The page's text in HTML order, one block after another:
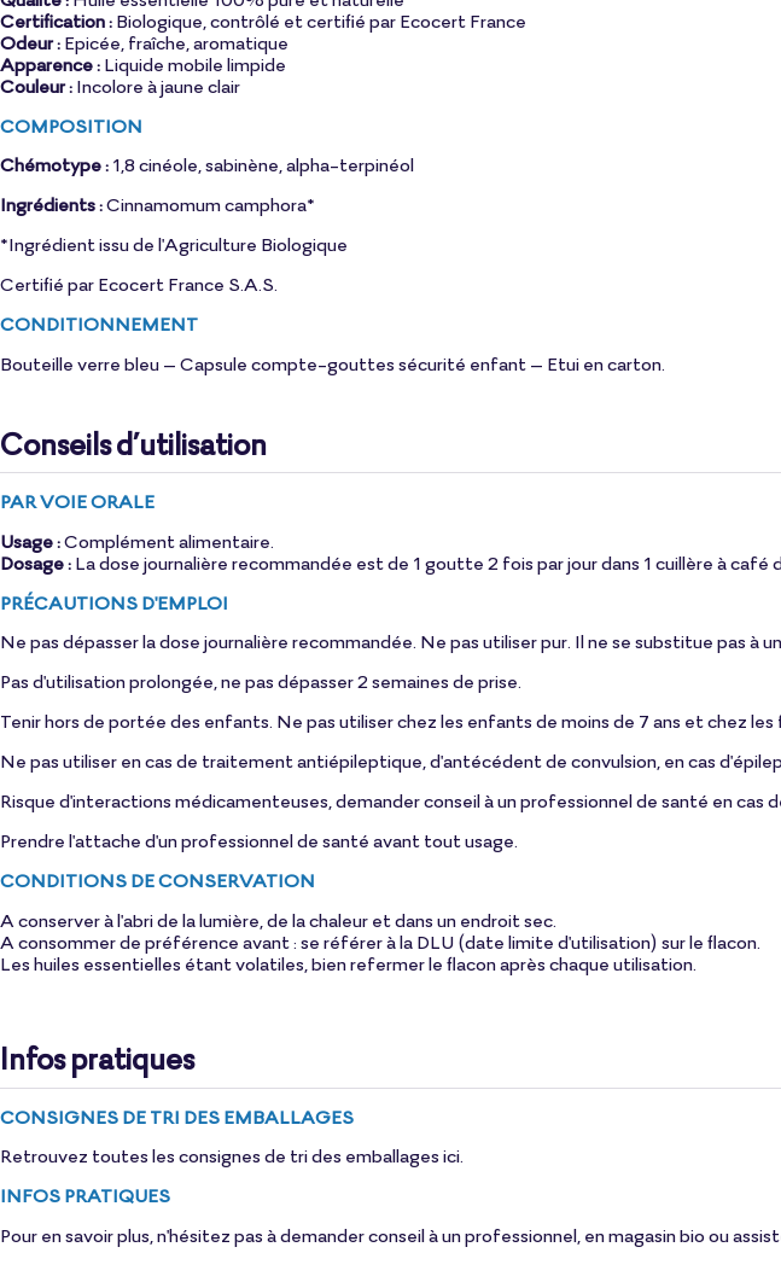
Certification : Biologique, contrôlé et certifié par Ecocert France
Odeur : Epicée, fraîche, aromatique
Apparence : Liquide mobile limpide
Couleur : Incolore à jaune clair
COMPOSITION
Chémotype : 1,8 cinéole, sabinène, alpha-terpinéol
Ingrédients :Cinnamomum camphora*
*Ingrédient issu de l'Agriculture Biologique
Certifié par Ecocert France S.A.S.
CONDITIONNEMENT
Bouteille verre bleu – Capsule compte-gouttes sécurité enfant – Etui en carton.
Conseils d’utilisation
PAR VOIE ORALE
Usage :Complément alimentaire.
Dosage : La dose journalière recommandée est de 1 goutte 2 fois par jour dans 1 cuillère à café
PRÉCAUTIONS D'EMPLOI
Ne pas dépasser la dose journalière recommandée. Ne pas utiliser pur. Il ne se substitue pas à
Pas d'utilisation prolongée, ne pas dépasser 2 semaines de prise.
Tenir hors de portée des enfants. Ne pas utiliser chez les enfants de moins de 7 ans et chez
Ne pas utiliser en cas de traitement antiépileptique, d'antécédent de convulsion, en cas
Risque d'interactions médicamenteuses, demander conseil à un professionnel de santé en cas
Prendre l'attache d'un professionnel de santé avant tout usage.
CONDITIONS DE CONSERVATION
A conserver à l'abri de la lumière, de la chaleur et dans un endroit sec.
A consommer de préférence avant : se référer à la DLU (date limite d'utilisation) sur le flacon.
Les huiles essentielles étant volatiles, bien refermer le flacon après chaque utilisation.
Infos pratiques
CONSIGNES DE TRI DES EMBALLAGES
Retrouvez toutes les consignes de tri des emballages ici.
INFOS PRATIQUES
Pour en savoir plus, n'hésitez pas à demander conseil à un professionnel, en magasin bio ou